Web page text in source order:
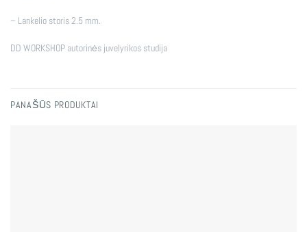
– Lankelio storis 2.5 mm.
DD WORKSHOP autorinės juvelyrikos studija
PANAŠŪS PRODUKTAI